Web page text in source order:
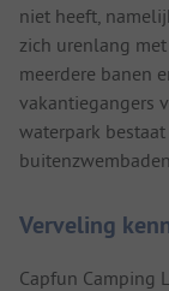
niet heeft,
zich urenlang
meerdere banen
vakantiegangers
waterpark
Verveling
Capfun Camping